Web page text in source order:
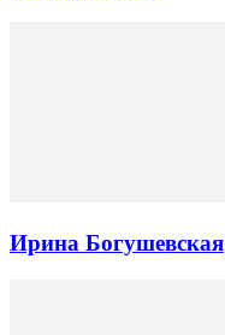
Ирина Богушевская